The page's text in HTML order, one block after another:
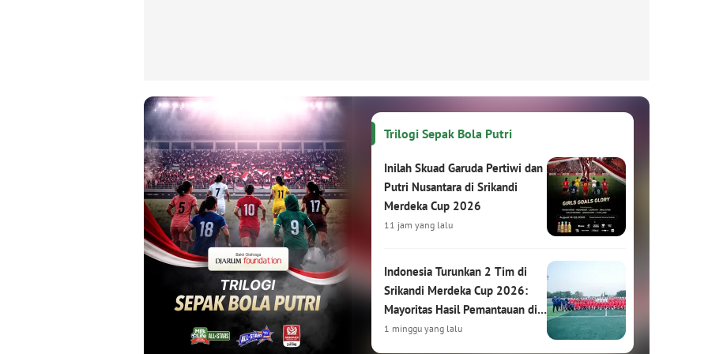
Trilogi Sepak Bola Putri
Inilah Skuad Garuda Pertiwi dan
Putri Nusantara di Srikandi
Merdeka Cup 2026
11 jam yang lalu
Indonesia Turunkan 2 Tim di
Srikandi Merdeka Cup 2026:
Mayoritas Hasil Pemantauan di
HYDROPLUS Soccer League
1 minggu yang lalu